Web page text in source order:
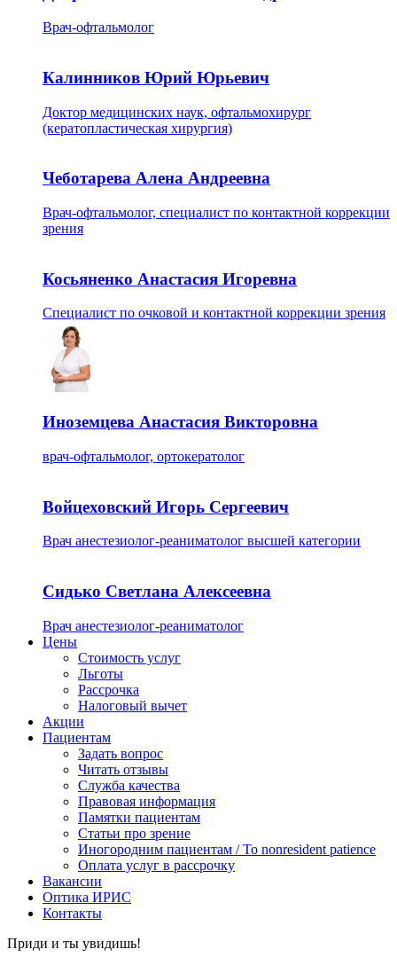
Врач-офтальмолог
Калинников Юрий Юрьевич
Доктор медицинских наук, офтальмохирург
(кератопластическая хирургия)
Чеботарева Алена Андреевна
Врач-офтальмолог, специалист по контактной коррекции
зрения
Косьяненко Анастасия Игоревна
Специалист по очковой и контактной коррекции зрения
Иноземцева Анастасия Викторовна
врач-офтальмолог, ортокератолог
Войцеховский Игорь Сергеевич
Врач анестезиолог-реаниматолог высшей категории
Сидько Светлана Алексеевна
Врач анестезиолог-реаниматолог
Цены
Стоимость услуг
Льготы
Рассрочка
Налоговый вычет
Акции
Пациентам
Задать вопрос
Читать отзывы
Служба качества
Правовая информация
Памятки пациентам
Статьи про зрение
Иногородним пациентам / To nonresident patience
Оплата услуг в рассрочку
Вакансии
Оптика ИРИС
Контакты
Приди и ты увидишь!